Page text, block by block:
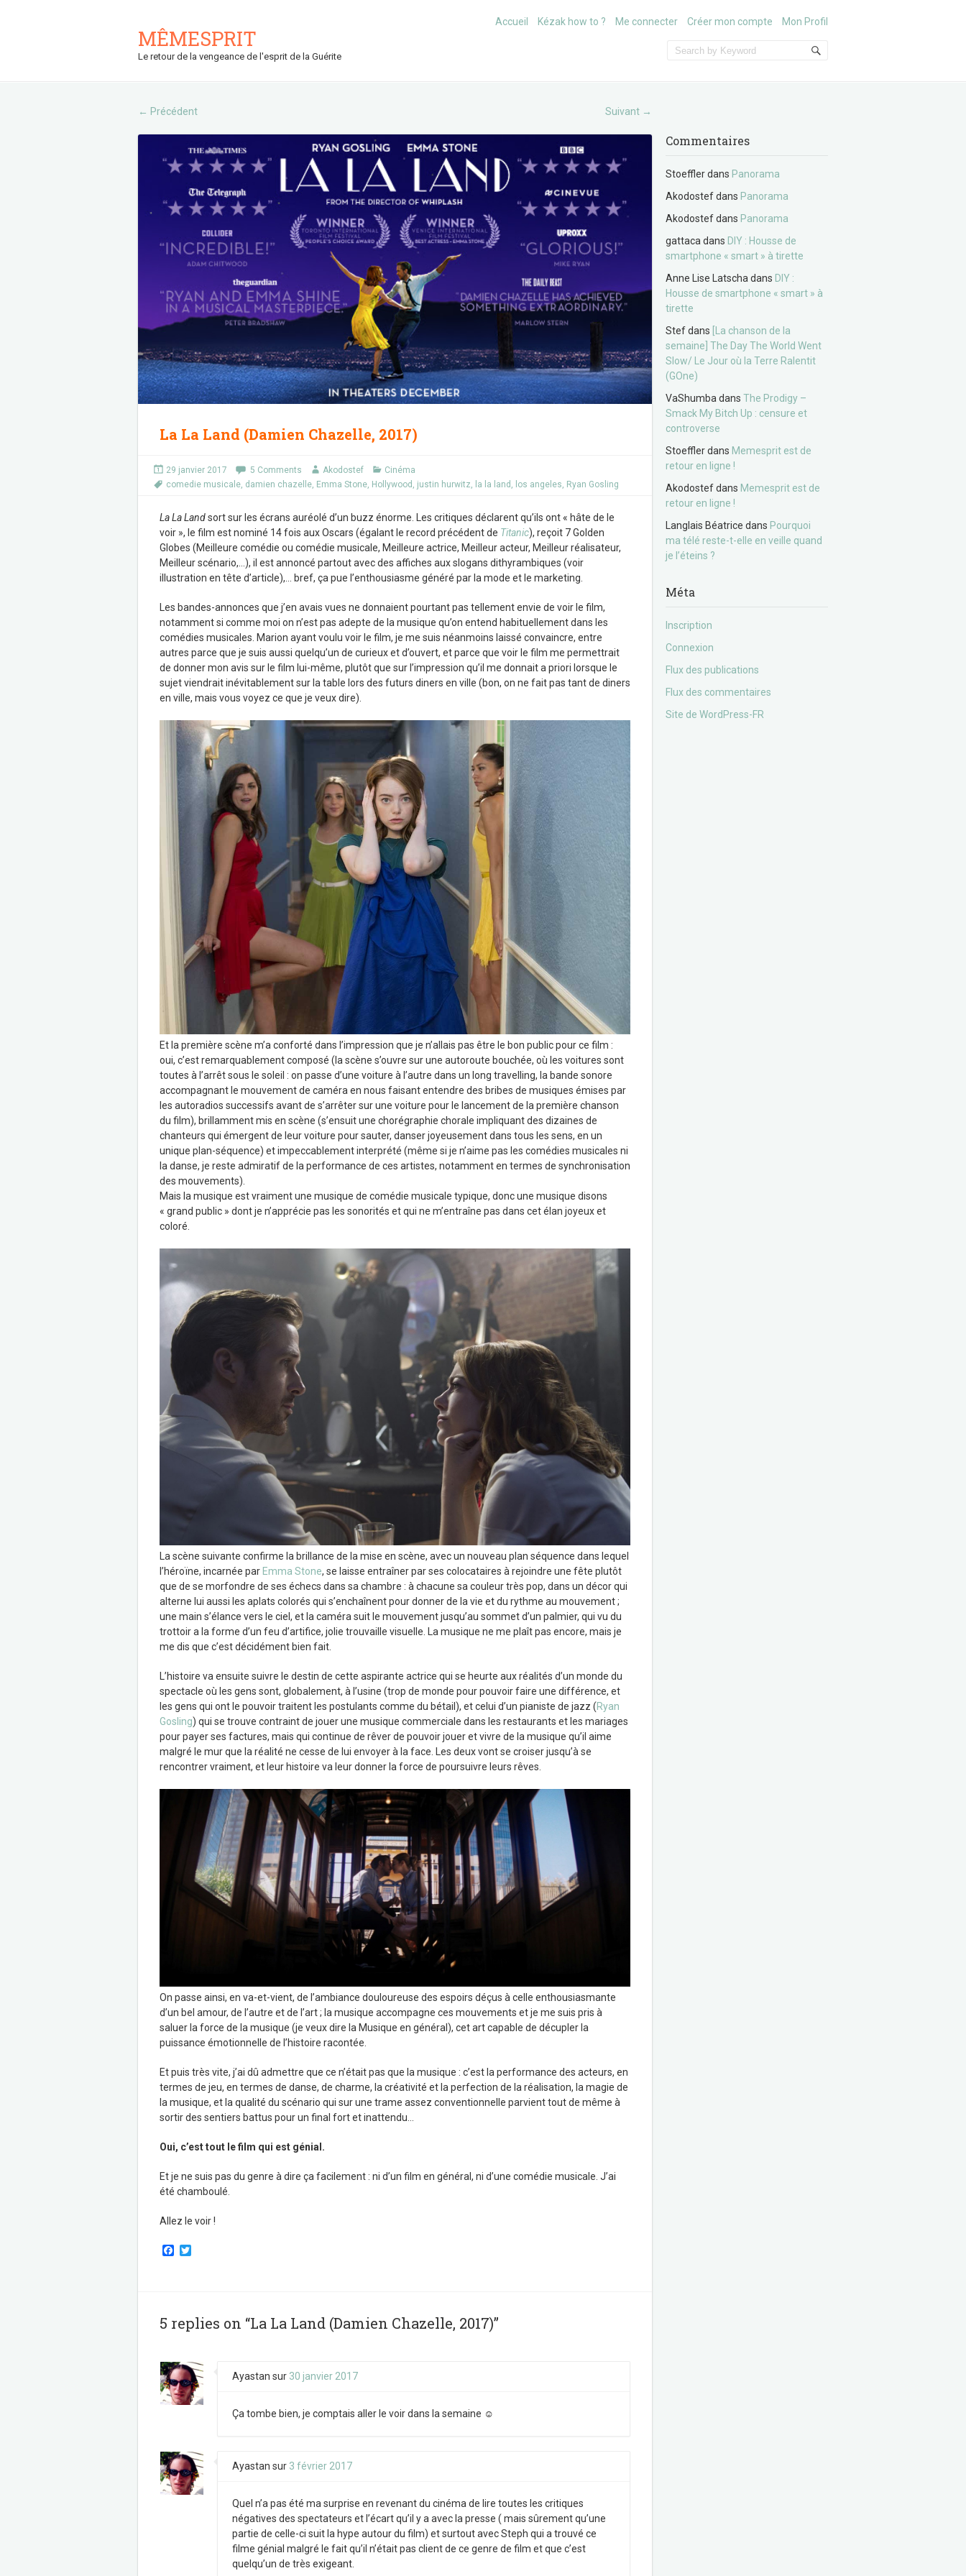
MÊMESPRIT
Le retour de la vengeance de l'esprit de la Guérite
Accueil Kézak how to ? Me connecter Créer mon compte Mon Profil
← Précédent Suivant →
La La Land (Damien Chazelle, 2017)
29 janvier 2017 5 Comments Akodostef
Cinéma
comedie musicale, damien chazelle, Emma Stone, Hollywood , justin hurwitz, la la land , los angeles, Ryan Gosling
La La Landsort sur les écrans auréolé d’un buzz énorme. Les critiques déclarent qu’ils ont « hâte de le
voir », le film est nominé 14 fois aux Oscars (égalant le record précédent de Titanic), reçoit 7 Golden
Globes (Meilleure comédie ou comédie musicale, Meilleure actrice, Meilleur acteur, Meilleur réalisateur,
Meilleur scénario,…), il est annoncé partout avec des affiches aux slogans dithyrambiques (voir
illustration en tête d’article),… bref, ça pue l’enthousiasme généré par la mode et le marketing.
Les bandes-annonces que j’en avais vues ne donnaient pourtant pas tellement envie de voir le film,
notamment si comme moi on n’est pas adepte de la musique qu’on entend habituellement dans les
comédies musicales. Marion ayant voulu voir le film, je me suis néanmoins laissé convaincre, entre
autres parce que je suis aussi quelqu’un de curieux et d’ouvert, et parce que voir le film me permettrait
de donner mon avis sur le film lui-même, plutôt que sur l’impression qu’il me donnait a priori lorsque le
sujet viendrait inévitablement sur la table lors des futurs diners en ville (bon, on ne fait pas tant de diners
en ville, mais vous voyez ce que je veux dire).
Et la première scène m’a conforté dans l’impression que je n’allais pas être le bon public pour ce film :
oui, c’est remarquablement composé (la scène s’ouvre sur une autoroute bouchée, où les voitures sont
toutes à l’arrêt sous le soleil : on passe d’une voiture à l’autre dans un long travelling, la bande sonore
accompagnant le mouvement de caméra en nous faisant entendre des bribes de musiques émises par
les autoradios successifs avant de s’arrêter sur une voiture pour le lancement de la première chanson
du film), brillamment mis en scène (s’ensuit une chorégraphie chorale impliquant des dizaines de
chanteurs qui émergent de leur voiture pour sauter, danser joyeusement dans tous les sens, en un
unique plan-séquence) et impeccablement interprété (même si je n’aime pas les comédies musicales ni
la danse, je reste admiratif de la performance de ces artistes, notamment en termes de synchronisation
des mouvements).
Mais la musique est vraiment une musique de comédie musicale typique, donc une musique disons
« grand public » dont je n’apprécie pas les sonorités et qui ne m’entraîne pas dans cet élan joyeux et
coloré.
La scène suivante confirme la brillance de la mise en scène, avec un nouveau plan séquence dans lequel
l’héroïne, incarnée par Emma Stone, se laisse entraîner par ses colocataires à rejoindre une fête plutôt
que de se morfondre de ses échecs dans sa chambre : à chacune sa couleur très pop, dans un décor qui
alterne lui aussi les aplats colorés qui s’enchaînent pour donner de la vie et du rythme au mouvement ;
une main s’élance vers le ciel, et la caméra suit le mouvement jusqu’au sommet d’un palmier, qui vu du
trottoir a la forme d’un feu d’artifice, jolie trouvaille visuelle. La musique ne me plaît pas encore, mais je
me dis que c’est décidément bien fait.
L’histoire va ensuite suivre le destin de cette aspirante actrice qui se heurte aux réalités d’un monde du
spectacle où les gens sont, globalement, à l’usine (trop de monde pour pouvoir faire une différence, et
les gens qui ont le pouvoir traitent les postulants comme du bétail), et celui d’un pianiste de jazz (Ryan
Gosling) qui se trouve contraint de jouer une musique commerciale dans les restaurants et les mariages
pour payer ses factures, mais qui continue de rêver de pouvoir jouer et vivre de la musique qu’il aime
malgré le mur que la réalité ne cesse de lui envoyer à la face. Les deux vont se croiser jusqu’à se
rencontrer vraiment, et leur histoire va leur donner la force de poursuivre leurs rêves.
On passe ainsi, en va-et-vient, de l’ambiance douloureuse des espoirs déçus à celle enthousiasmante
d’un bel amour, de l’autre et de l’art ; la musique accompagne ces mouvements et je me suis pris à
saluer la force de la musique (je veux dire la Musique en général), cet art capable de décupler la
puissance émotionnelle de l’histoire racontée.
Et puis très vite, j’ai dû admettre que ce n’était pas que la musique : c’est la performance des acteurs, en
termes de jeu, en termes de danse, de charme, la créativité et la perfection de la réalisation, la magie de
la musique, et la qualité du scénario qui sur une trame assez conventionnelle parvient tout de même à
sortir des sentiers battus pour un final fort et inattendu…
Oui, c’est tout le film qui est génial.
Et je ne suis pas du genre à dire ça facilement : ni d’un film en général, ni d’une comédie musicale. J’ai
été chamboulé.
Allez le voir !
F
o
k
r
5 replies on “La La Land (Damien Chazelle, 2017)”
Ayastan sur 30 janvier 2017
Ça tombe bien, je comptais aller le voir dans la semaine ☺
Ayastan sur 3 février 2017
Quel n’a pas été ma surprise en revenant du cinéma de lire toutes les critiques
négatives des spectateurs et l’écart qu’il y a avec la presse ( mais sûrement qu’une
partie de celle-ci suit la hype autour du film) et surtout avec Steph qui a trouvé ce
filme génial malgré le fait qu’il n’était pas client de ce genre de film et que c’est
quelqu’un de très exigeant.
Commentaires
Stoefflerdans Panorama
Akodostefdans Panorama
Akodostefdans Panorama
gattaca dans DIY : Housse de
smartphone « smart » à tirette
Anne Lise Latscha dans DIY :
Housse de smartphone « smart » à
tirette
Stefdans
[La chanson de la
semaine] The Day The World Went
Slow/ Le Jour où la Terre Ralentit
(GOne)
VaShumba dansThe Prodigy –
Smack My Bitch Up : censure et
controverse
Stoefflerdans Memesprit est de
retour en ligne !
Akodostefdans Memesprit est de
retour en ligne !
Langlais Béatrice dans Pourquoi
ma télé reste-t-elle en veille quand
je l’éteins ?
Méta
Inscription
Connexion
Flux des publications
Flux des commentaires
Site de WordPress-FR